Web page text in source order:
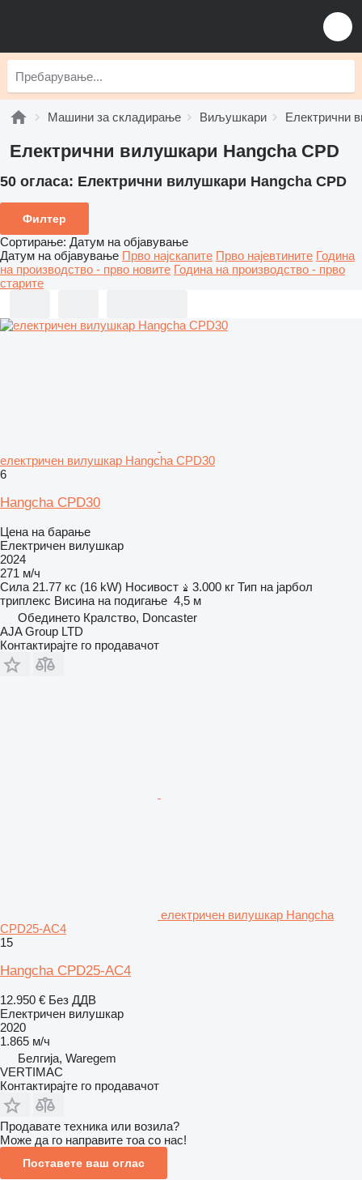
Машини за складирање Виљушкари Електрични
Електрични вилушкари Hangcha CPD
50 огласа: Електрични вилушкари Hangcha CPD
Филтер
Сортирање: Датум на објавување
Датум на објавување Прво најскапите Прво најевтините Година
на производство - прво новите Година на производство - прво
старите
електричен вилушкар Hangcha CPD30
6
Hangcha CPD30
Цена на барање
Електричен вилушкар
2024
271 м/ч
Сила 21.77 кс (16 kW) Носивост 3.000 кг Тип на јарбол
триплекс Висина на подигање 4,5 м
Обединето Кралство, Doncaster
AJA Group LTD
Контактирајте го продавачот
електричен вилушкар Hangcha
CPD25-AC4
15
Hangcha CPD25-AC4
12.950 € Без ДДВ
Електричен вилушкар
2020
1.865 м/ч
Белгија, Waregem
VERTIMAC
Контактирајте го продавачот
Продавате техника или возила?
Може да го направите тоа со нас!
Поставете ваш оглас